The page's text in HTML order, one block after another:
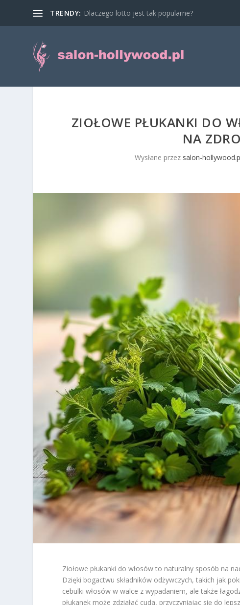
TRENDY: Dlaczego lotto jest tak popularne?
ZIOŁOWE PŁUKANKI DO
NA
Wysłane przez salon-
Ziołowe płukanki do włosów to naturalny sposób na
Dzięki bogactwu składników odżywczych, takich jak
cebulki włosów w walce z wypadaniem, ale także
płukanek może zdziałać cuda, przyczyniając się do